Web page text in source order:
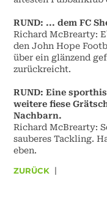
RUND: ... dem FC
Richard McBrearty:
den John Hope
über ein glänzend
zurückreicht.
RUND: Eine
weitere fiese
Nachbarn.
Richard McBrearty:
sauberes Tackling.
eben.
ZURÜCK |